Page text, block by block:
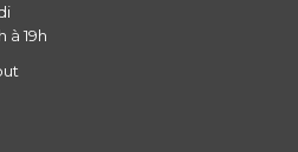
à 19h